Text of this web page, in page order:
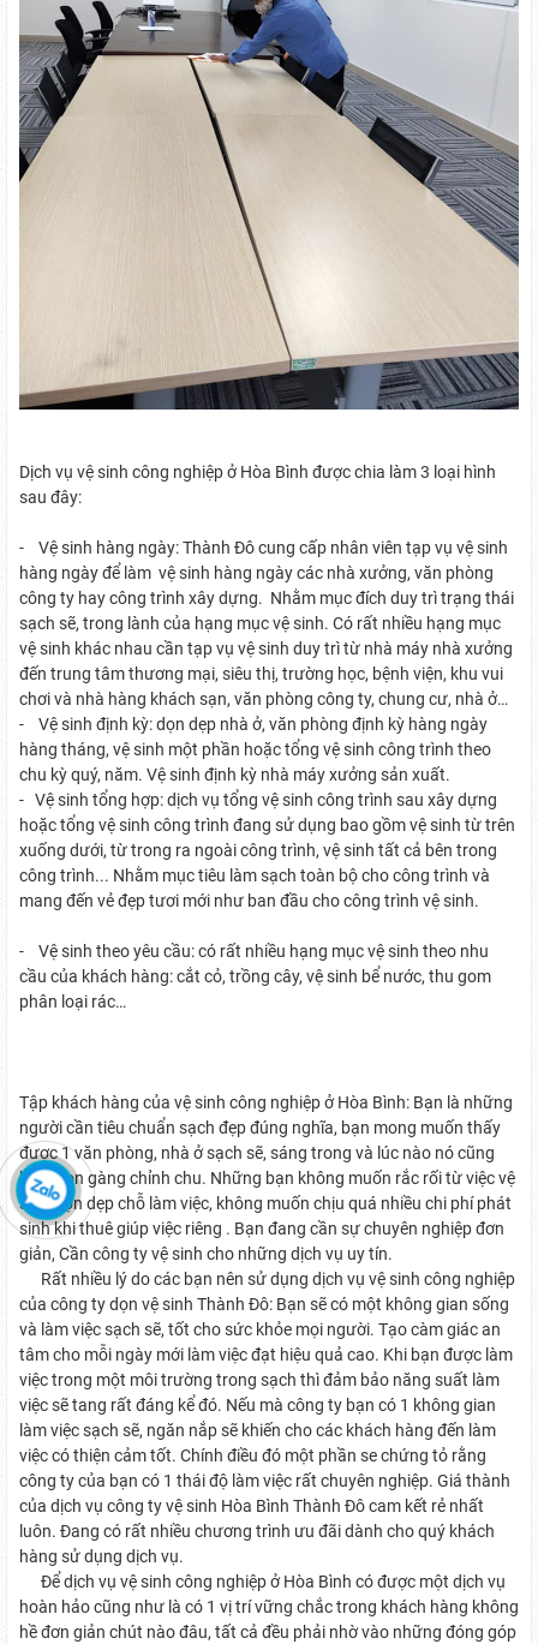
Dịch vụ vệ sinh công nghiệp ở Hòa Bình được chia làm 3 loại hình
sau đây:
- Vệ sinh hàng ngày: Thành Đô cung cấp nhân viên tạp vụ vệ sinh
hàng ngày để làm vệ sinh hàng ngày các nhà xưởng, văn phòng
công ty hay công trình xây dựng. Nhằm mục đích duy trì trạng thái
sạch sẽ, trong lành của hạng mục vệ sinh. Có rất nhiều hạng mục
vệ sinh khác nhau cần tạp vụ vệ sinh duy trì từ nhà máy nhà xưởng
đến trung tâm thương mại, siêu thị, trường học, bệnh viện, khu vui
chơi và nhà hàng khách sạn, văn phòng công ty, chung cư, nhà ở…
- Vệ sinh định kỳ: dọn dẹp nhà ở, văn phòng định kỳ hàng ngày
hàng tháng, vệ sinh một phần hoặc tổng vệ sinh công trình theo
chu kỳ quý, năm. Vệ sinh định kỳ nhà máy xưởng sản xuất.
- Vệ sinh tổng hợp: dịch vụ tổng vệ sinh công trình sau xây dựng
hoặc tổng vệ sinh công trình đang sử dụng bao gồm vệ sinh từ trên
xuống dưới, từ trong ra ngoài công trình, vệ sinh tất cả bên trong
công trình... Nhằm mục tiêu làm sạch toàn bộ cho công trình và
mang đến vẻ đẹp tươi mới như ban đầu cho công trình vệ sinh.
- Vệ sinh theo yêu cầu: có rất nhiều hạng mục vệ sinh theo nhu
cầu của khách hàng: cắt cỏ, trồng cây, vệ sinh bể nước, thu gom
phân loại rác…
Tập khách hàng của vệ sinh công nghiệp ở Hòa Bình: Bạn là những
người cần tiêu chuẩn sạch đẹp đúng nghĩa, bạn mong muốn thấy
được 1 văn phòng, nhà ở sạch sẽ, sáng trong và lúc nào nó cũng
luôn gọn gàng chỉnh chu. Những bạn không muốn rắc rối từ việc vệ
sinh dọn dẹp chỗ làm việc, không muốn chịu quá nhiều chi phí phát
sinh khi thuê giúp việc riêng . Bạn đang cần sự chuyên nghiệp đơn
giản, Cần công ty vệ sinh cho những dịch vụ uy tín.
Rất nhiều lý do các bạn nên sử dụng dịch vụ vệ sinh công nghiệp
của công ty dọn vệ sinh Thành Đô: Bạn sẽ có một không gian sống
và làm việc sạch sẽ, tốt cho sức khỏe mọi người. Tạo càm giác an
tâm cho mỗi ngày mới làm việc đạt hiệu quả cao. Khi bạn được làm
việc trong một môi trường trong sạch thì đảm bảo năng suất làm
việc sẽ tang rất đáng kể đó. Nếu mà công ty bạn có 1 không gian
làm việc sạch sẽ, ngăn nắp sẽ khiến cho các khách hàng đến làm
việc có thiện cảm tốt. Chính điều đó một phần se chứng tỏ rằng
công ty của bạn có 1 thái độ làm việc rất chuyên nghiệp. Giá thành
của dịch vụ công ty vệ sinh Hòa Bình Thành Đô cam kết rẻ nhất
luôn. Đang có rất nhiều chương trình ưu đãi dành cho quý khách
hàng sử dụng dịch vụ.
Để dịch vụ vệ sinh công nghiệp ở Hòa Bình có được một dịch vụ
hoàn hảo cũng như là có 1 vị trí vững chắc trong khách hàng không
hề đơn giản chút nào đâu, tất cả đều phải nhờ vào những đóng góp